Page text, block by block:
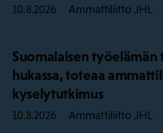
10.8.2026 Ammattiliitto JHL
Suomalaisen työelämän
hukassa, toteaa
kyselytutkimus
10.8.2026 Ammattiliitto JHL